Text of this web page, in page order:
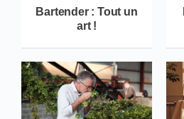
Bartender : Tout un
art !